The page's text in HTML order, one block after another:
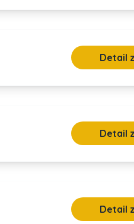
Detail
Detail
Detail